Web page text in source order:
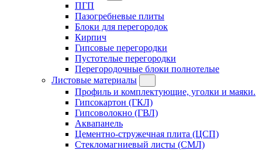
ПГП
Пазогребневые плиты
Блоки для перегородок
Кирпич
Гипсовые перегородки
Пустотелые перегородки
Перегородочные блоки полнотелые
Листовые материалы
Профиль и комплектующие, уголки и маяки.
Гипсокартон (ГКЛ)
Гипсоволокно (ГВЛ)
Аквапанель
Цементно-стружечная плита (ЦСП)
Стекломагниевый листы (СМЛ)